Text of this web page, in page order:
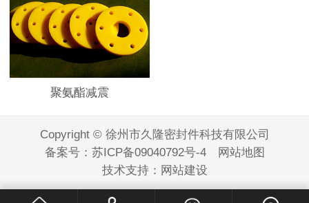
聚氨酯减震
Copyright © 徐州市久隆密封件科技有限公司
备案号： 苏ICP备09040792号-4
网站地图
技术支持： 网站建设